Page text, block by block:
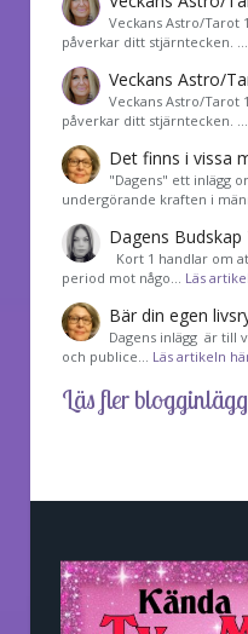
Veckans Astro/Tarot
påverkar ditt stjärntecken. …
Veckans Astro/
Veckans Astro/Tarot
påverkar ditt stjärntecken. …
Det finns i vissa
"Dagens" ett inlägg
undergörande kraften i
Dagens Budskap
Kort 1 handlar om
period mot någo… Läs
Bär din egen
Dagens inlägg är till
och publice… Läs artikeln
Läs fler